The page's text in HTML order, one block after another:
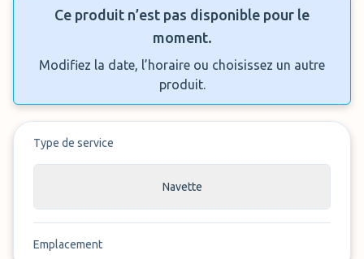
Ce produit n’est pas disponible pour le
moment.
Modifiez la date, l’horaire ou choisissez un autre
produit.
Type de service
Navette
Emplacement